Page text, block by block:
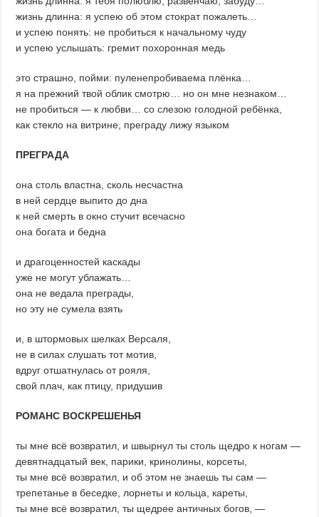
жизнь длинна: я успею об этом стократ пожалеть…
и успею понять: не пробиться к начальному чуду
и успею услышать: гремит похоронная медь
это страшно, пойми: пуленепробиваема плёнка…
я на прежний твой облик смотрю… но он мне незнаком…
не пробиться — к любви… со слезою голодной ребёнка,
как стекло на витрине, преграду лижу языком
ПРЕГРАДА
она столь властна, сколь несчастна
в ней сердце выпито до дна
к ней смерть в окно стучит всечасно
она богата и бедна
и драгоценностей каскады
уже не могут ублажать…
она не ведала преграды,
но эту не сумела взять
и, в штормовых шелках Версаля,
не в силах слушать тот мотив,
вдруг отшатнулась от рояля,
свой плач, как птицу, придушив
РОМАНС ВОСКРЕШЕНЬЯ
ты мне всё возвратил, и швырнул ты столь щедро к ногам —
девятнадцатый век, парики, кринолины, корсеты,
ты мне всё возвратил, и об этом не знаешь ты сам —
трепетанье в беседке, лорнеты и кольца, кареты,
ты мне всё возвратил, ты щедрее античных богов, —